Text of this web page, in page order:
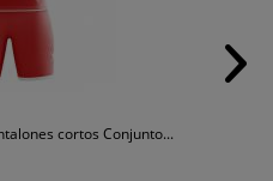
cortos Conjunto...